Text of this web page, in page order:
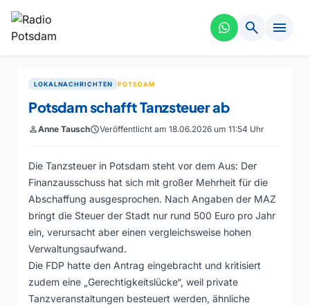
search menu
LOKALNACHRICHTEN POTSDAM
Potsdam schafft Tanzsteuer ab
personAnne TauschscheduleVeröffentlicht am 18.06.2026 um 11:54 Uhr
Die Tanzsteuer in Potsdam steht vor dem Aus: Der
Finanzausschuss hat sich mit großer Mehrheit für die
Abschaffung ausgesprochen. Nach Angaben der MAZ
bringt die Steuer der Stadt nur rund 500 Euro pro Jahr
ein, verursacht aber einen vergleichsweise hohen
Verwaltungsaufwand.
Die FDP hatte den Antrag eingebracht und kritisiert
zudem eine „Gerechtigkeitslücke“, weil private
Tanzveranstaltungen besteuert werden, ähnliche